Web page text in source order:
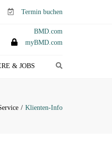
Termin buchen
BMD.com
myBMD.com
& JOBS
Klienten-Info